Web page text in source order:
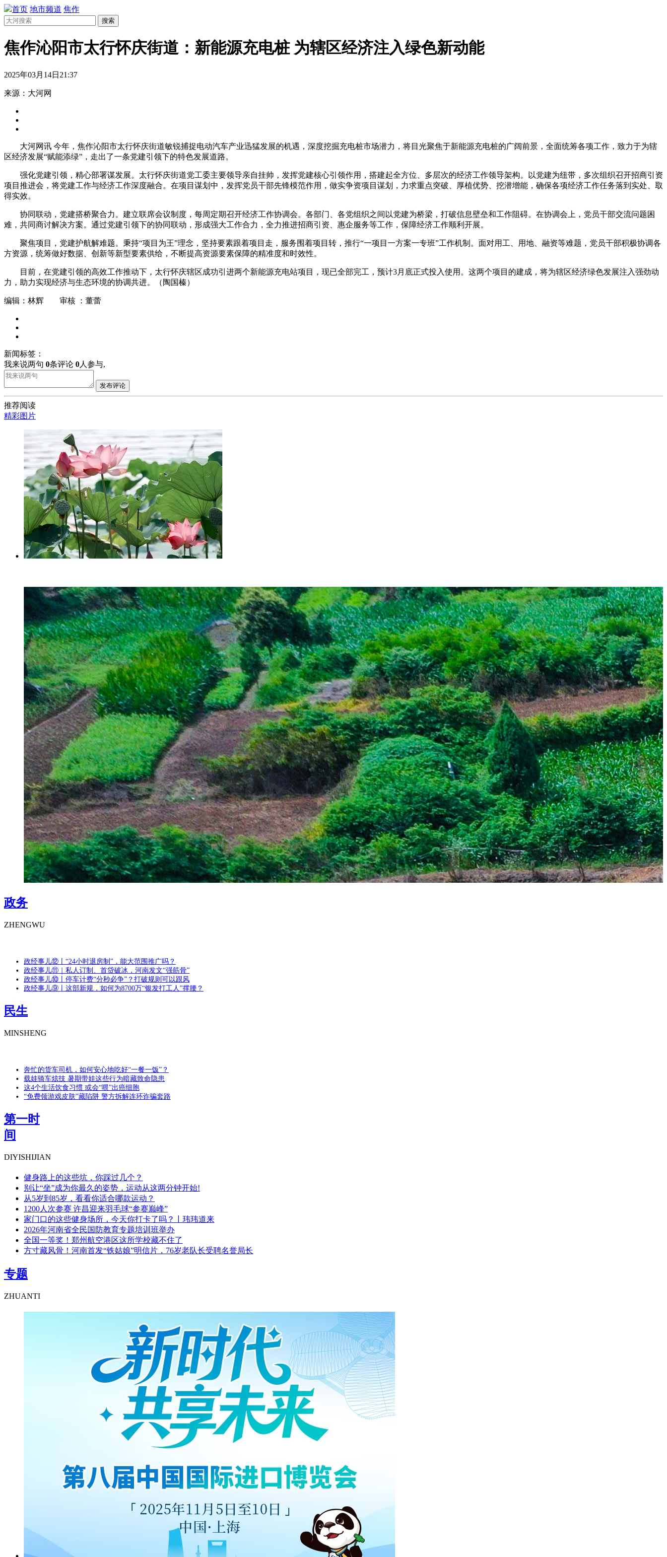
首页 地市频道 焦作
搜索
焦作沁阳市太行怀庆街道：新能源充电桩 为辖区经济注入绿色新动能
2025年03月14日21:37
来源：大河网
大河网讯 今年，焦作沁阳市太行怀庆街道敏锐捕捉电动汽车产业迅猛发展的机遇，深度挖掘充电桩市场潜力，将目光聚焦于新能源充电桩的广阔前景，全面统筹各项工作，致力于为辖
区经济发展“赋能添绿”，走出了一条党建引领下的特色发展道路。
强化党建引领，精心部署谋发展。太行怀庆街道党工委主要领导亲自挂帅，发挥党建核心引领作用，搭建起全方位、多层次的经济工作领导架构。以党建为纽带，多次组织召开招商引资
项目推进会，将党建工作与经济工作深度融合。在项目谋划中，发挥党员干部先锋模范作用，做实争资项目谋划，力求重点突破、厚植优势、挖潜增能，确保各项经济工作任务落到实处、取
得实效。
协同联动，党建搭桥聚合力。建立联席会议制度，每周定期召开经济工作协调会。各部门、各党组织之间以党建为桥梁，打破信息壁垒和工作阻碍。在协调会上，党员干部交流问题困
难，共同商讨解决方案。通过党建引领下的协同联动，形成强大工作合力，全力推进招商引资、惠企服务等工作，保障经济工作顺利开展。
聚焦项目，党建护航解难题。秉持“项目为王”理念，坚持要素跟着项目走，服务围着项目转，推行“一项目一方案一专班”工作机制。面对用工、用地、融资等难题，党员干部积极协调各
方资源，统筹做好数据、创新等新型要素供给，不断提高资源要素保障的精准度和时效性。
目前，在党建引领的高效工作推动下，太行怀庆辖区成功引进两个新能源充电站项目，现已全部完工，预计3月底正式投入使用。这两个项目的建成，将为辖区经济绿色发展注入强劲动
力，助力实现经济与生态环境的协调共进。（陶国榛）
编辑：林辉 审核 ：董蕾
新闻标签：
我来说两句 0条评论 0人参与,
发布评论
推荐阅读